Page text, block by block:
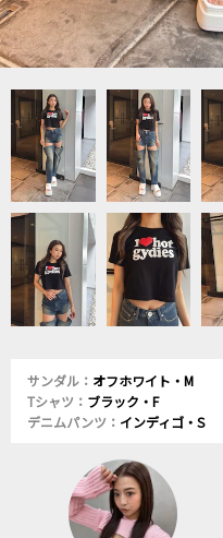
サンダル： オフホワイト・M
Tシャツ： ブラック・F
デニムパンツ： インディゴ・S